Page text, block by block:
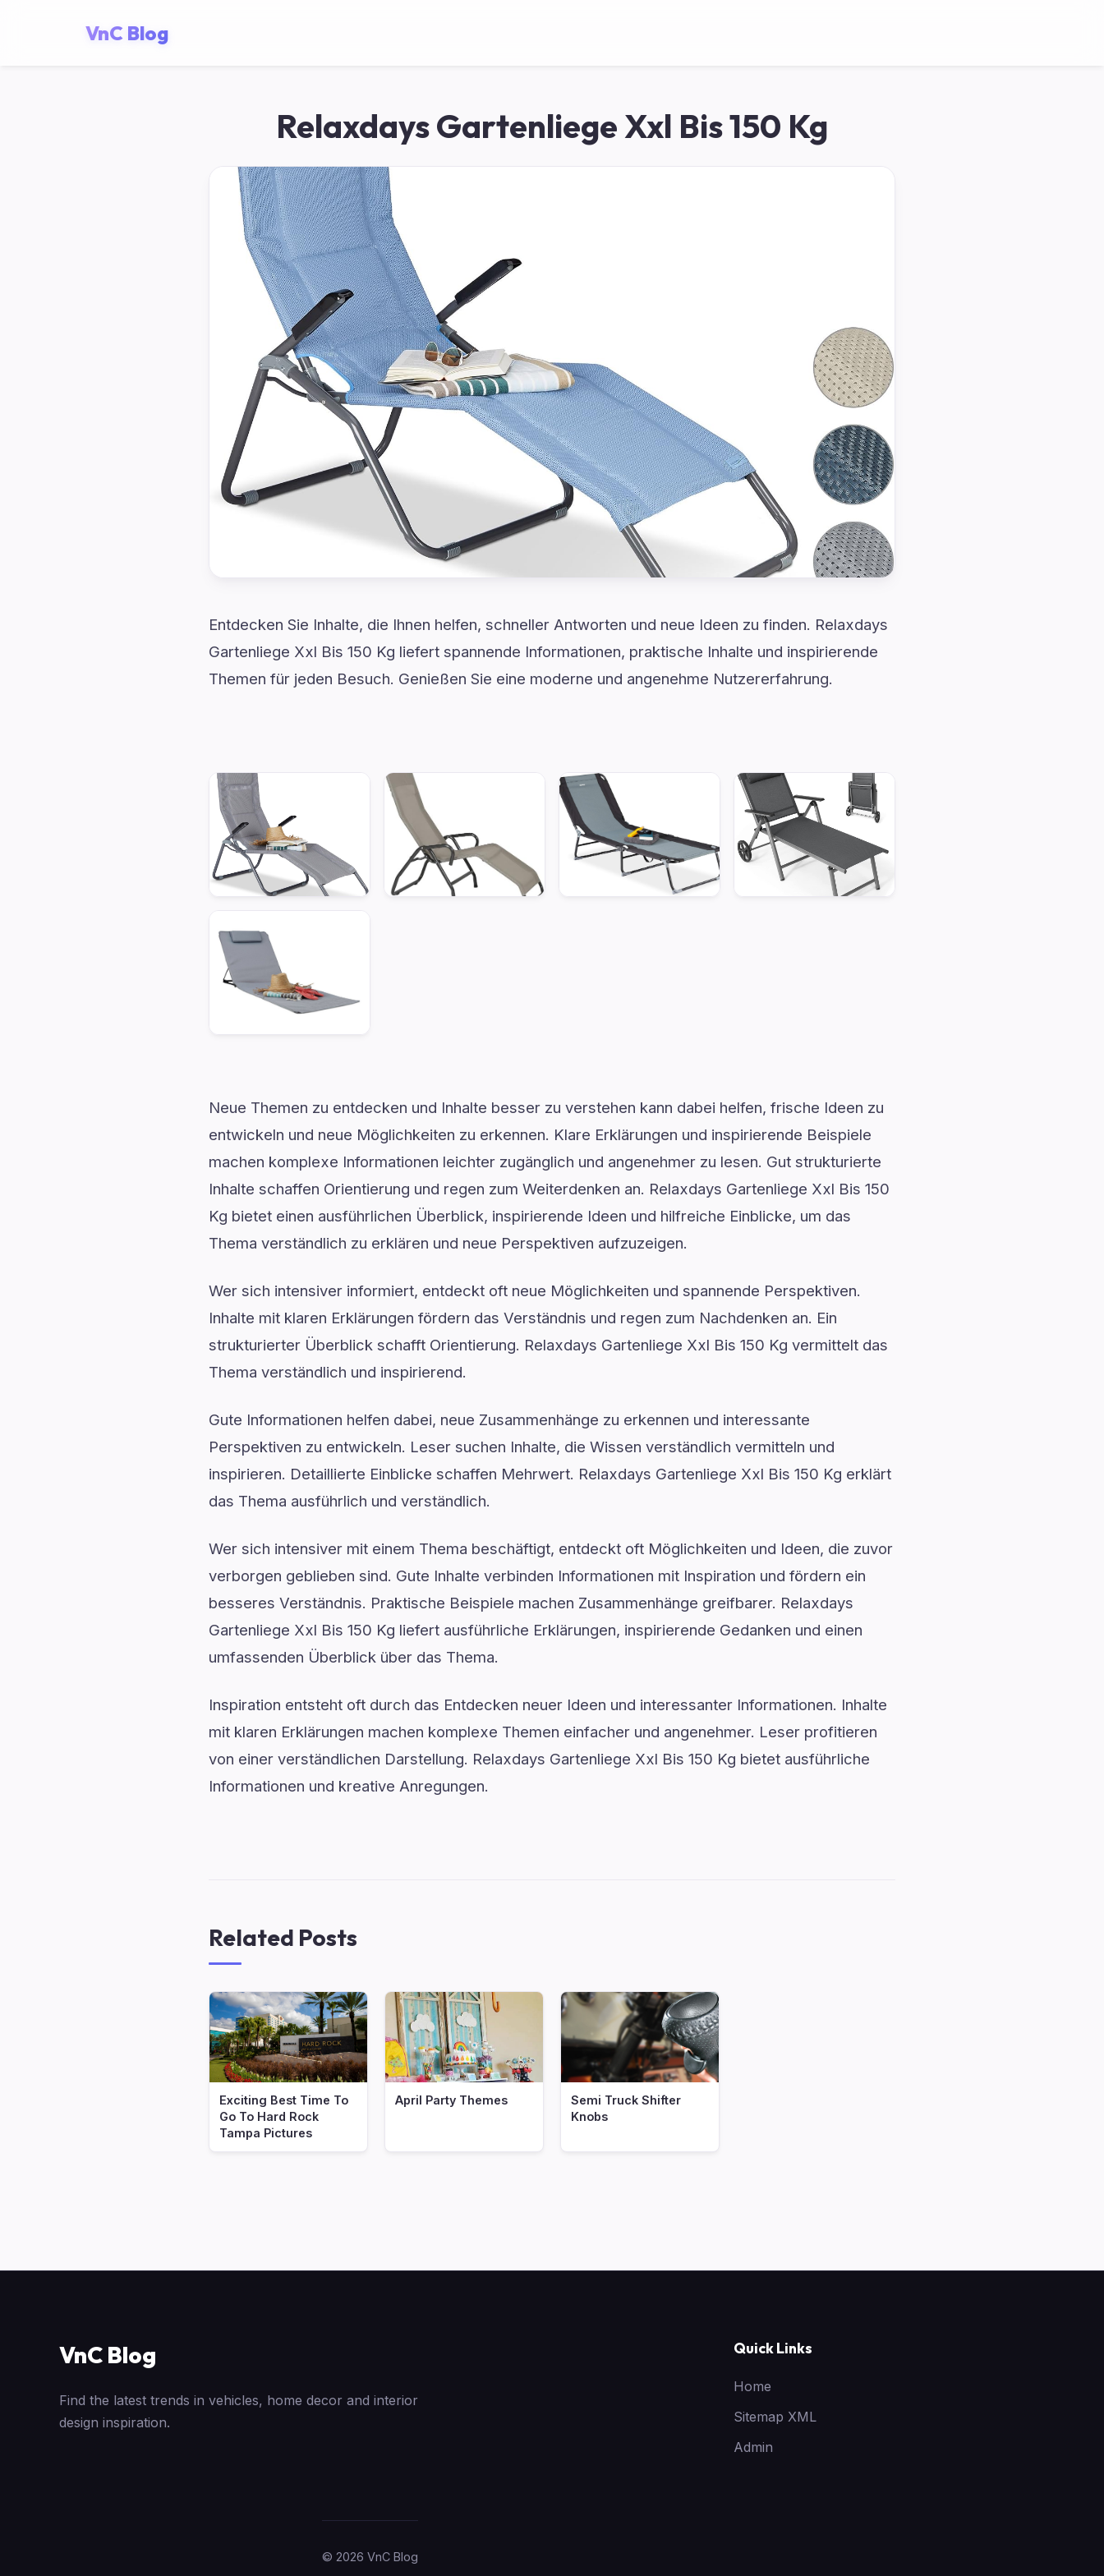
VnC Blog
Relaxdays Gartenliege Xxl Bis 150 Kg
Entdecken Sie Inhalte, die Ihnen helfen, schneller Antworten und neue Ideen zu finden. Relaxdays
Gartenliege Xxl Bis 150 Kg liefert spannende Informationen, praktische Inhalte und inspirierende
Themen für jeden Besuch. Genießen Sie eine moderne und angenehme Nutzererfahrung.
Neue Themen zu entdecken und Inhalte besser zu verstehen kann dabei helfen, frische Ideen zu
entwickeln und neue Möglichkeiten zu erkennen. Klare Erklärungen und inspirierende Beispiele
machen komplexe Informationen leichter zugänglich und angenehmer zu lesen. Gut strukturierte
Inhalte schaffen Orientierung und regen zum Weiterdenken an. Relaxdays Gartenliege Xxl Bis 150
Kg bietet einen ausführlichen Überblick, inspirierende Ideen und hilfreiche Einblicke, um das
Thema verständlich zu erklären und neue Perspektiven aufzuzeigen.
Wer sich intensiver informiert, entdeckt oft neue Möglichkeiten und spannende Perspektiven.
Inhalte mit klaren Erklärungen fördern das Verständnis und regen zum Nachdenken an. Ein
strukturierter Überblick schafft Orientierung. Relaxdays Gartenliege Xxl Bis 150 Kg vermittelt das
Thema verständlich und inspirierend.
Gute Informationen helfen dabei, neue Zusammenhänge zu erkennen und interessante
Perspektiven zu entwickeln. Leser suchen Inhalte, die Wissen verständlich vermitteln und
inspirieren. Detaillierte Einblicke schaffen Mehrwert. Relaxdays Gartenliege Xxl Bis 150 Kg erklärt
das Thema ausführlich und verständlich.
Wer sich intensiver mit einem Thema beschäftigt, entdeckt oft Möglichkeiten und Ideen, die zuvor
verborgen geblieben sind. Gute Inhalte verbinden Informationen mit Inspiration und fördern ein
besseres Verständnis. Praktische Beispiele machen Zusammenhänge greifbarer. Relaxdays
Gartenliege Xxl Bis 150 Kg liefert ausführliche Erklärungen, inspirierende Gedanken und einen
umfassenden Überblick über das Thema.
Inspiration entsteht oft durch das Entdecken neuer Ideen und interessanter Informationen. Inhalte
mit klaren Erklärungen machen komplexe Themen einfacher und angenehmer. Leser profitieren
von einer verständlichen Darstellung. Relaxdays Gartenliege Xxl Bis 150 Kg bietet ausführliche
Informationen und kreative Anregungen.
Related Posts
Exciting Best Time To
Go To Hard Rock
Tampa Pictures
April Party Themes
Semi Truck Shifter
Knobs
VnC Blog
Find the latest trends in vehicles, home decor and interior
design inspiration.
Quick Links
Home
Sitemap XML
Admin
© 2026 VnC Blog